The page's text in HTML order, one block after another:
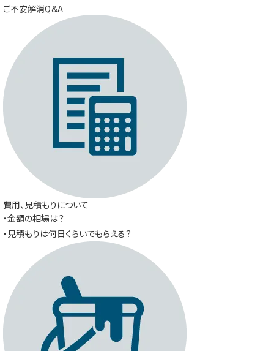
ご不安解消Q＆A
費用、見積もりについて
・金額の相場は？
・見積もりは何日くらいでもらえる？